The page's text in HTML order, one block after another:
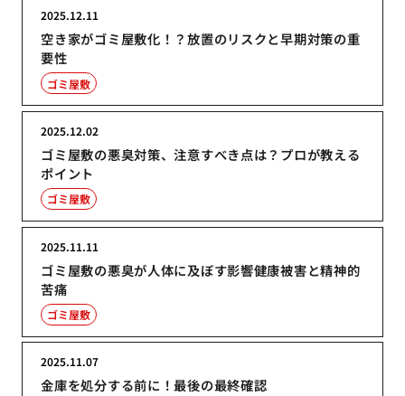
空き家がゴミ屋敷化！？放置のリスクと早期対策の重
要性
2025.12.11
ゴミ屋敷
ゴミ屋敷の悪臭対策、注意すべき点は？プロが教える
ポイント
2025.12.02
ゴミ屋敷
ゴミ屋敷の悪臭が人体に及ぼす影響健康被害と精神的
苦痛
2025.11.11
ゴミ屋敷
金庫を処分する前に！最後の最終確認
2025.11.07